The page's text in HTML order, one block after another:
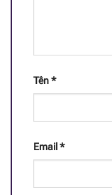
[popup_anything
id="1943"]
[popup_anything
Tên*
Email *